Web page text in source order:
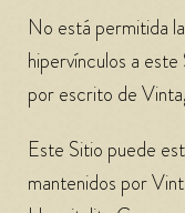
No está permitida
hipervínculos a
por escrito de
Este Sitio puede
mantenidos por